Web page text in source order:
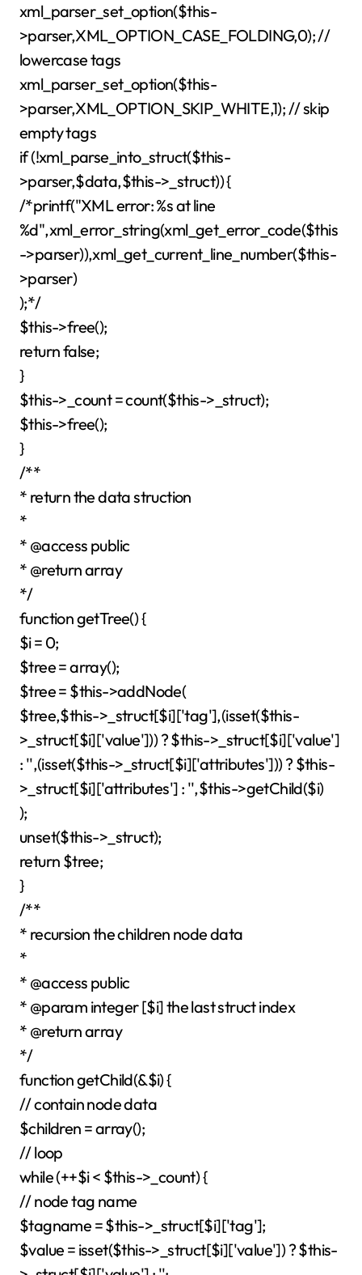
xml_parser_set_option($this-
>parser,XML_OPTION_CASE_FOLDING,0); //
lowercase tags
xml_parser_set_option($this-
>parser,XML_OPTION_SKIP_WHITE,1); // skip
empty tags
if (!xml_parse_into_struct($this-
>parser,$data,$this->_struct)) {
/*printf("XML error: %s at line
%d",xml_error_string(xml_get_error_code($this
->parser)),xml_get_current_line_number($this-
>parser)
);*/
$this->free();
return false;
}
$this->_count = count($this->_struct);
$this->free();
}
/**
* return the data struction
*
* @access public
* @return array
*/
function getTree() {
$i = 0;
$tree = array();
$tree = $this->addNode(
$tree,$this->_struct[$i]['tag'],(isset($this-
>_struct[$i]['value'])) ? $this->_struct[$i]['value']
: '',(isset($this->_struct[$i]['attributes'])) ? $this-
>_struct[$i]['attributes'] : '',$this->getChild($i)
);
unset($this->_struct);
return $tree;
}
/**
* recursion the children node data
*
* @access public
* @param integer [$i] the last struct index
* @return array
*/
function getChild(&$i) {
// contain node data
$children = array();
// loop
while (++$i < $this->_count) {
// node tag name
$tagname = $this->_struct[$i]['tag'];
$value = isset($this->_struct[$i]['value']) ? $this-